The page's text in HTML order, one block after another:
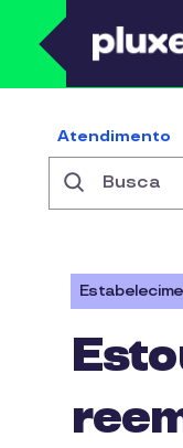
Pular para o
Atendimento